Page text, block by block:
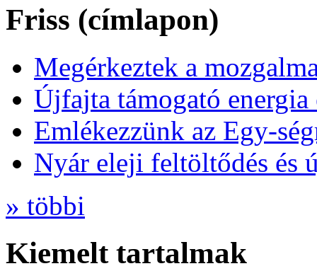
Friss (címlapon)
Megérkeztek a
Újfajta támogató
Emlékezzünk az Egy-
Nyár eleji feltöltődés és
» többi
Kiemelt tartalmak